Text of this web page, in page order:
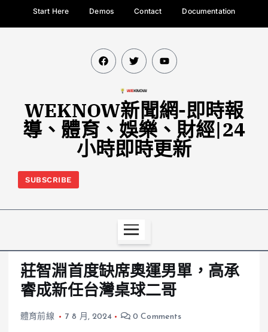
Start Here Demos Contact Documentation
WEKNOW新聞網-即時報
導、體育、娛樂、財經|24
小時即時更新
SUBSCRIBE
莊智淵首度缺席奧運男單，高承
睿成新任台灣桌球二哥
體育前線 7 8 月, 2024 0 Comments